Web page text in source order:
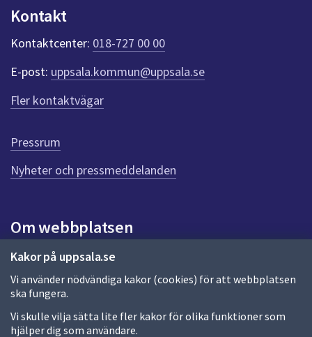
Kakor på uppsala.se
Vi använder nödvändiga kakor (cookies) för att webbplatsen
ska fungera.
Vi skulle vilja sätta lite fler kakor för olika funktioner som
hjälper dig som användare.
k
t
e
r
f
r
d
n
n
a
a
Kontakt
Kontaktcenter: 018-727 00 00
E-post: uppsala.kommun@uppsala.se
Fler kontaktvägar
Pressrum
Nyheter och pressmeddelanden
Om webbplatsen
Om webbplatsen
Allmänna handlingar och diarium
Behandling av personuppgifter